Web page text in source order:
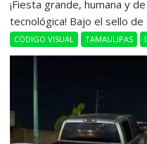
​¡Fiesta grande, humana y
tecnológica! Bajo el sello de
CÓDIGO VISUAL TAMAULIPAS